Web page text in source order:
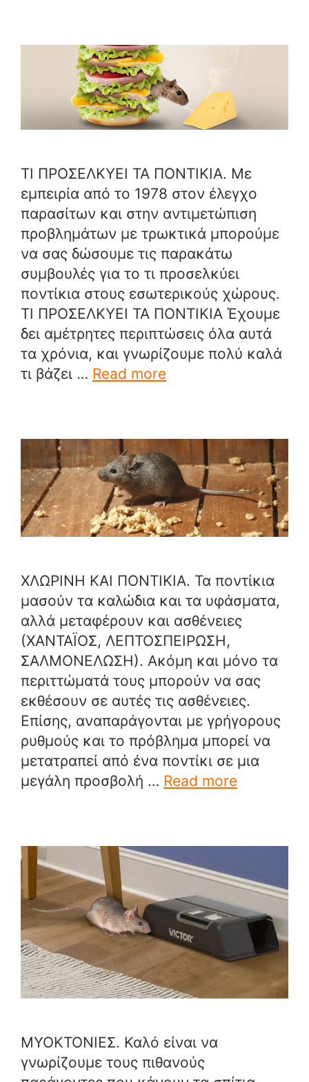
ΤΙ ΠΡΟΣΕΛΚΥΕΙ ΤΑ ΠΟΝΤΙΚΙΑ. Με
εμπειρία από το 1978 στον έλεγχο
παρασίτων και στην αντιμετώπιση
προβλημάτων με τρωκτικά μπορούμε
να σας δώσουμε τις παρακάτω
συμβουλές για το τι προσελκύει
ποντίκια στους εσωτερικούς χώρους.
ΤΙ ΠΡΟΣΕΛΚΥΕΙ ΤΑ ΠΟΝΤΙΚΙΑ Έχουμε
δει αμέτρητες περιπτώσεις όλα αυτά
τα χρόνια, και γνωρίζουμε πολύ καλά
τι βάζει … Read more
ΧΛΩΡΙΝΗ ΚΑΙ ΠΟΝΤΙΚΙΑ. Τα ποντίκια
μασούν τα καλώδια και τα υφάσματα,
αλλά μεταφέρουν και ασθένειες
(ΧΑΝΤΑΪΟΣ, ΛΕΠΤΟΣΠΕΙΡΩΣΗ,
ΣΑΛΜΟΝΕΛΩΣΗ). Ακόμη και μόνο τα
περιττώματά τους μπορούν να σας
εκθέσουν σε αυτές τις ασθένειες.
Επίσης, αναπαράγονται με γρήγορους
ρυθμούς και το πρόβλημα μπορεί να
μετατραπεί από ένα ποντίκι σε μια
μεγάλη προσβολή … Read more
ΜΥΟΚΤΟΝΙΕΣ. Καλό είναι να
γνωρίζουμε τους πιθανούς